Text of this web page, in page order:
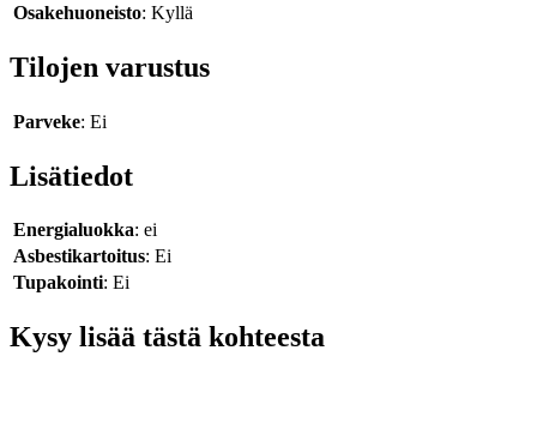
Osakehuoneisto: Kyllä
Tilojen varustus
Parveke: Ei
Lisätiedot
Energialuokka: ei
Asbestikartoitus: Ei
Tupakointi: Ei
Kysy lisää tästä kohteesta